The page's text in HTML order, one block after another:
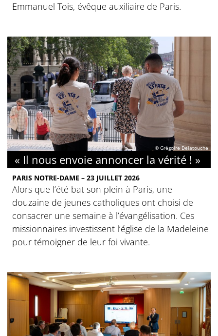
Emmanuel Tois, évêque auxiliaire de Paris.
© Grégoire Delatouche
« Il nous envoie annoncer la vérité ! »
PARIS NOTRE-DAME – 23 JUILLET 2026
Alors que l’été bat son plein à Paris, une
douzaine de jeunes catholiques ont choisi de
consacrer une semaine à l’évangélisation. Ces
missionnaires investissent l’église de la Madeleine
pour témoigner de leur foi vivante.